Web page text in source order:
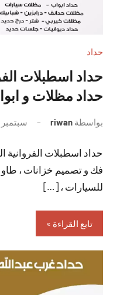
حداد
حداد مظلات و
بواسطة riwan سبتمبر 28, 2021
حداد اسطبلات الفروانية
فك و تصميم خزانات ،
للسيارات ، […]
تابع القراءة